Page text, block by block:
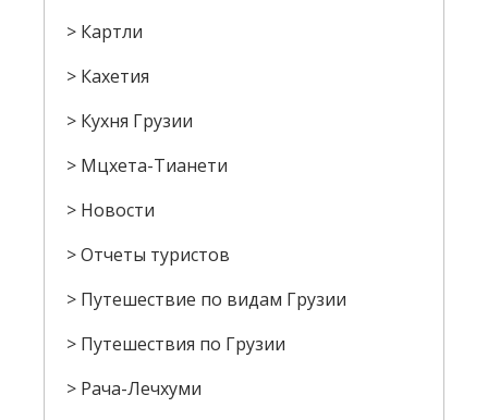
Картли
Кахетия
Кухня Грузии
Мцхета-Тианети
Новости
Отчеты туристов
Путешествие по видам Грузии
Путешествия по Грузии
Рача-Лечхуми